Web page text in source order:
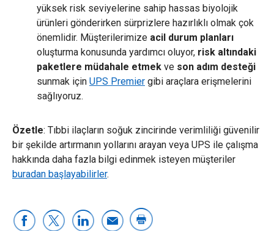
yüksek risk seviyelerine sahip hassas biyolojik
ürünleri gönderirken sürprizlere hazırlıklı olmak çok
önemlidir. Müşterilerimize acil durum planları
oluşturma konusunda yardımcı oluyor, risk altındaki
paketlere müdahale etmek ve son adım desteği
sunmak için UPS Premier gibi araçlara erişmelerini
sağlıyoruz.
Özetle: Tıbbi ilaçların soğuk zincirinde verimliliği güvenilir
bir şekilde artırmanın yollarını arayan veya UPS ile çalışma
hakkında daha fazla bilgi edinmek isteyen müşteriler
buradan başlayabilirler.